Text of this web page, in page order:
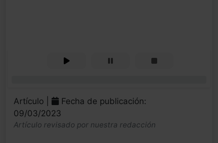
Artículo |
Fecha de publicación:
09/03/2023
Artículo revisado por nuestra redacción